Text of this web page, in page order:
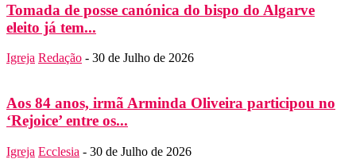
Tomada de posse canónica do bispo do Algarve
eleito já tem...
Igreja Redação - 30 de Julho de 2026
Aos 84 anos, irmã Arminda Oliveira participou no
‘Rejoice’ entre os...
Igreja Ecclesia - 30 de Julho de 2026